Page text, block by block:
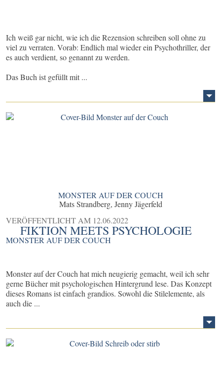
Ich weiß gar nicht, wie ich die Rezension schreiben soll ohne zu
viel zu verraten. Vorab: Endlich mal wieder ein Psychothriller, der
es auch verdient, so genannt zu werden.
Das Buch ist gefüllt mit ...
MONSTER AUF DER COUCH
Mats Strandberg, Jenny Jägerfeld
VERÖFFENTLICHT AM 12.06.2022
FIKTION MEETS PSYCHOLOGIE
MONSTER AUF DER COUCH
Monster auf der Couch hat mich neugierig gemacht, weil ich sehr
gerne Bücher mit psychologischen Hintergrund lese. Das Konzept
dieses Romans ist einfach grandios. Sowohl die Stilelemente, als
auch die ...